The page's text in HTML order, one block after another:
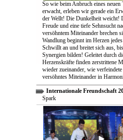
So wie beim Anbruch eines neuen
erwacht, erleben wir gerade ein
der Wellt! Die Dunkelheit weicht!
Freude und eine tiefe Sehnsucht
versöhntem Miteinander brechen
Wandlung beginnt im Herzen
Schwillt an und breitet sich aus,
Synergien bilden! Geleitet durch
Herzenskräfte finden zerstrittene
wieder zueinander, wie
versöhntes Miteinander in
Internationale Freundschaft
Spark